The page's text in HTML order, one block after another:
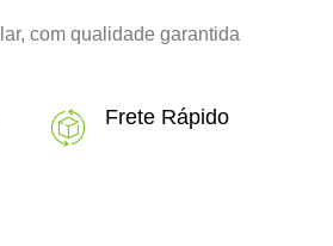
com qualidade garantida
Frete Rápido